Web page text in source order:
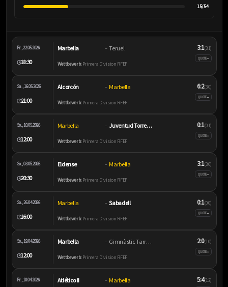
15/54
Fr., 22.05.2026
🕒18:30
Marbella – Teruel
Wettbewerb:Primera Division RFEF
3:1(3:1)
QUOTE–
Sa., 16.05.2026
🕒21:00
Alcorcón – Marbella
Wettbewerb:Primera Division RFEF
6:2(3:0)
QUOTE–
So., 10.05.2026
🕒12:00
Marbella – Juventud Torremolinos
Wettbewerb:Primera Division RFEF
0:1(0:1)
QUOTE–
So., 03.05.2026
🕒20:30
Eldense – Marbella
Wettbewerb:Primera Division RFEF
3:1(3:0)
QUOTE–
So., 26.04.2026
🕒16:00
Marbella – Sabadell
Wettbewerb:Primera Division RFEF
0:1(0:0)
QUOTE–
So., 19.04.2026
🕒12:00
Marbella – Gimnàstic Tarragona
Wettbewerb:Primera Division RFEF
2:0(1:0)
QUOTE–
Fr., 10.04.2026 Atlético II – Marbella 5:4(1:2)